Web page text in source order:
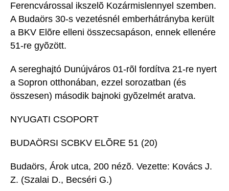
Ferencvárossal ikszelõ Kozármislennyel szemben.
A Budaörs 30-s vezetésnél emberhátrányba került
a BKV Elõre elleni összecsapáson, ennek ellenére
51-re gyõzött.
A sereghajtó Dunújváros 01-rõl fordítva 21-re nyert
a Sopron otthonában, ezzel sorozatban (és
összesen) második bajnoki gyõzelmét aratva.
NYUGATI CSOPORT
BUDAÖRSI SCBKV ELÕRE 51 (20)
Budaörs, Árok utca, 200 nézõ. Vezette: Kovács J.
Z. (Szalai D., Becséri G.)